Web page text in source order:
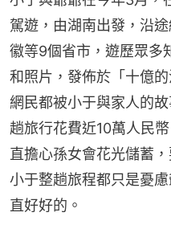
駕遊，由湖南出發，沿
徽等9個省市，遊歷眾多
和照片，發佈於「十億
網民都被小于與家人的
趟旅行花費近10萬人民
直擔心孫女會花光儲蓄
小于整趟旅程都只是憂
直好好的。